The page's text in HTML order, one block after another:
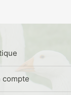
compte